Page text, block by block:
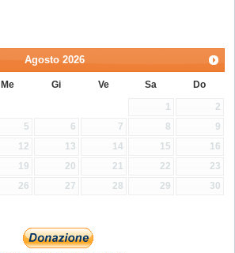
Agosto 2026
Me Gi Ve Sa Do
1
2
5 6 7 8
9
12 13 14 15
16
19 20 21 22
23
26 27 28 29
30